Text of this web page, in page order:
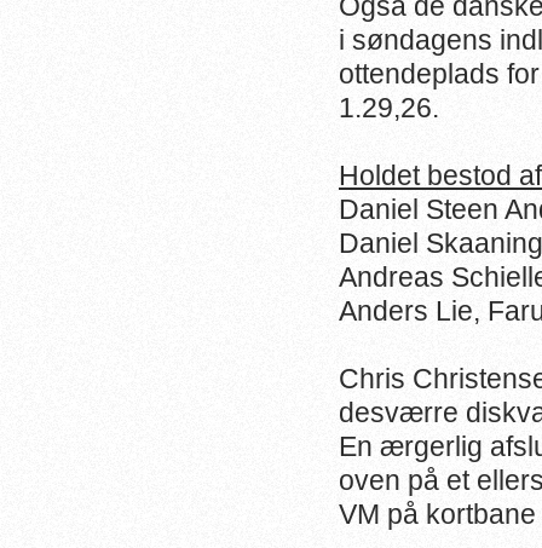
Også de
i søndagens
ottendeplads
1.29,26.
Holdet bestod
Daniel Steen
Daniel
Andreas
Anders Lie,
Chris
desværre
En ærgerlig
oven på et
VM på